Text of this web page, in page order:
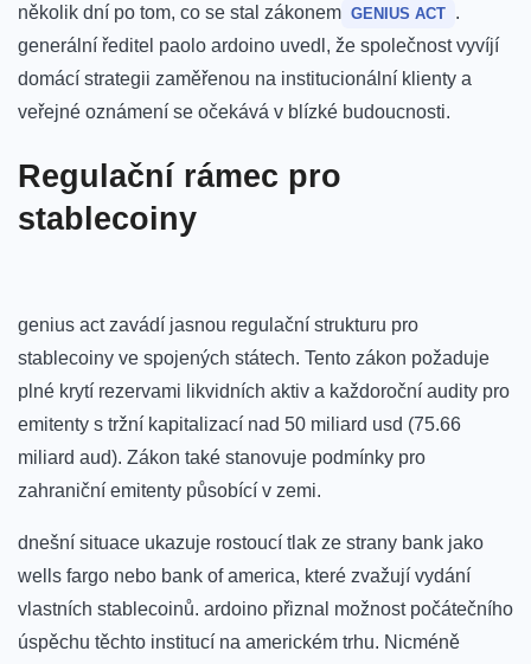
několik dní po tom, co ⁣se ‌stal zákonem GENIUS ACT .‍
generální ředitel paolo ardoino uvedl, že společnost vyvíjí
domácí strategii zaměřenou na institucionální klienty‍ a
veřejné oznámení se ⁢očekává v blízké budoucnosti.
Regulační rámec pro
stablecoiny
genius act zavádí ​jasnou regulační strukturu ​pro
⁣stablecoiny ⁣ve​ spojených státech. Tento⁢ zákon požaduje
plné krytí rezervami likvidních aktiv a⁤ každoroční ⁤audity pro
emitenty s tržní kapitalizací nad 50 miliard usd (75.66
miliard aud).⁢ Zákon také stanovuje ⁣podmínky pro
zahraniční ‌emitenty působící⁢ v zemi.
dnešní situace ukazuje rostoucí‍ tlak ze strany bank ⁣jako⁢
wells ⁤fargo ​nebo ‍bank of ‍america, které zvažují vydání
vlastních stablecoinů. ardoino přiznal možnost⁤ počátečního
úspěchu těchto institucí na americkém trhu. Nicméně